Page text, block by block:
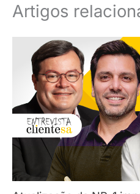
Artigos